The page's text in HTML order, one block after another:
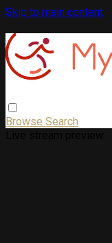
Skip to main content
Browse Search